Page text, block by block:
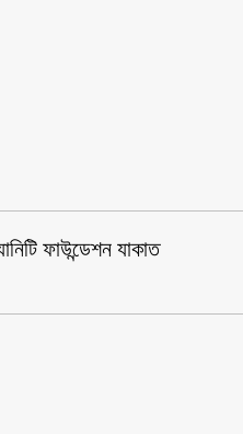
ফাউন্ডেশন যাকাত